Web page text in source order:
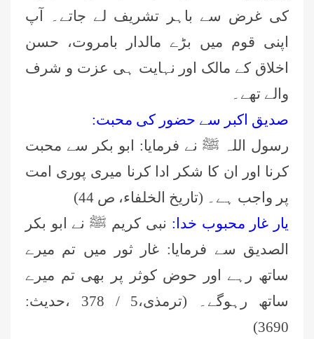
کی غرض سے باہر تشریف لے جاتے۔ آپ
اپنی قوم میں بڑے مالدار بامروت، حسن
اخلاق کے مالک اور نہایت ہی عزت و شرف
والے تھے۔
صدیق اکبر سے حضور کی محبت:
رسول اللہ ﷺ نے فرمایا: ابو بکر سے محبت
کرنا اور ان کا شکر ادا کرنا میری پوری امت
پر واجب ہے۔ (تاریخ الخلفاء، ص 44)
یار غار محبوب خدا: نبی کریم ﷺ نے ابو بکر
الصدیق سے فرمایا: غار ثور میں تم میرے
ساتھ رہے اور حوض کوثر پر بھی تم میرے
ساتھ رہوگے۔ (ترمذی،5 / 378 ،حدیث:
3690)